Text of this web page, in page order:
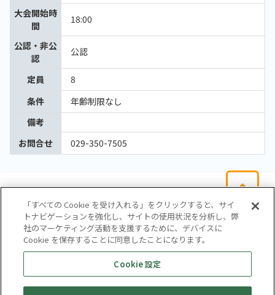
大会開始時
間
18:00
公認・非公
認
公認
定員
8
条件
年齢制限なし
備考
お問合せ
029-350-7505
会社概要
サイトマップ
お問い合わせ
個人情報保護方針
株式会社テイツー
「すべての Cookie を受け入れる」をクリックすると、サイ
トナビゲーションを強化し、サイトの使用状況を分析し、弊
社のマーケティング活動を支援するために、デバイスに
Cookie を保存することに同意したことになります。
Cookie 設定